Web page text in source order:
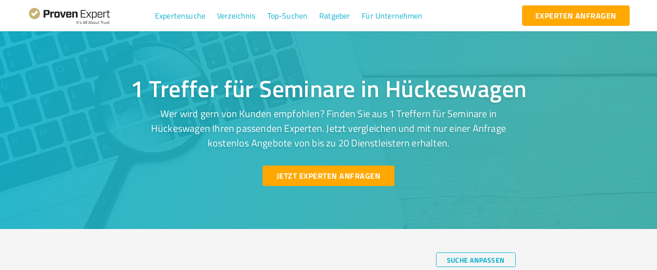
Expertensuche Verzeichnis Top-Suchen Ratgeber Für Unternehmen EXPERTEN ANFRAGEN
1 Treffer für Seminare in Hückeswagen
Wer wird gern von Kunden empfohlen? Finden Sie aus 1 Treffern für Seminare in
Hückeswagen Ihren passenden Experten. Jetzt vergleichen und mit nur einer Anfrage
kostenlos Angebote von bis zu 20 Dienstleistern erhalten.
JETZT EXPERTEN ANFRAGEN
SUCHE ANPASSEN